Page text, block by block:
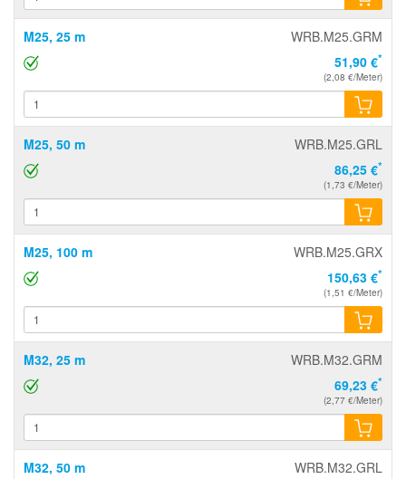
M25, 25 m
WRB.M25.GRM
51,90 €*
(2,08 €/Meter)
M25, 50 m
WRB.M25.GRL
86,25 €*
(1,73 €/Meter)
M25, 100 m
WRB.M25.GRX
150,63 €*
(1,51 €/Meter)
M32, 25 m
WRB.M32.GRM
69,23 €*
(2,77 €/Meter)
M32, 50 m
WRB.M32.GRL